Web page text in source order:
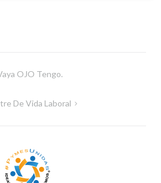
OJO Tengo.
De Vida Laboral